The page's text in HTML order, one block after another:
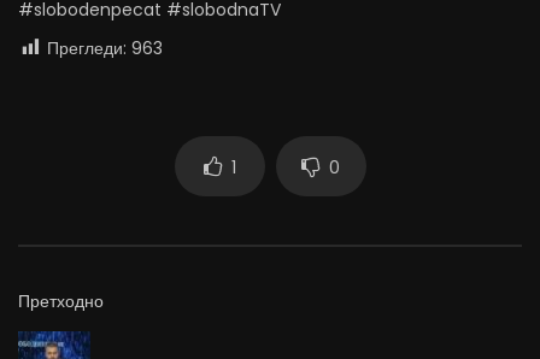
#slobodenpecat #slobodnaTV
Прегледи: 963
1 0
Претходно